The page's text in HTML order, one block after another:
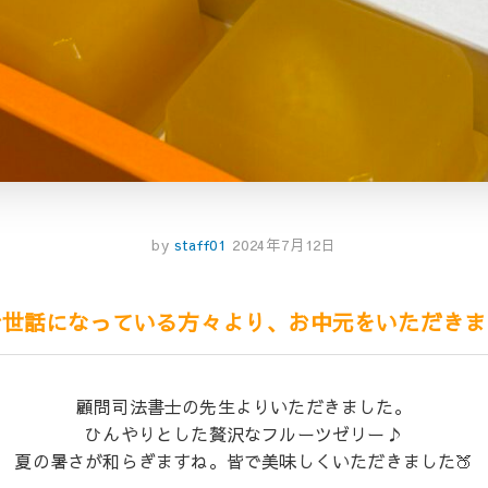
by staff01 2024年7月12日
話になっている方々より、お中元をいただき
顧問司法書士の先生よりいただきました。
ひんやりとした贅沢なフルーツゼリー♪
夏の暑さが和らぎますね。皆で美味しくいただきました🍑